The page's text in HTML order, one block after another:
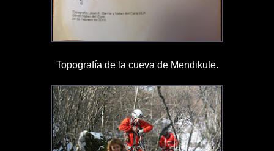
Topografía de la cueva de Mendikute.